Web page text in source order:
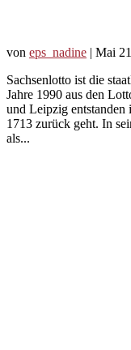
von eps_nadine | Mai
Sachsenlotto ist die
Jahre 1990 aus den
und Leipzig entstanden
1713 zurück geht. In
als...